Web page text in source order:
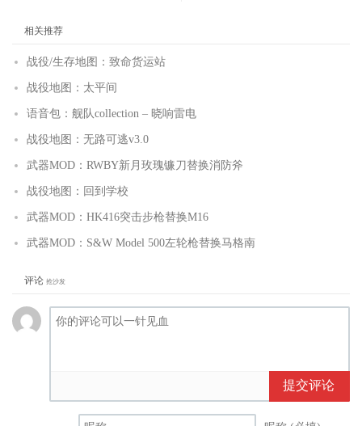
相关推荐
战役/生存地图：致命货运站
战役地图：太平间
语音包：舰队collection – 晓响雷电
战役地图：无路可逃v3.0
武器MOD：RWBY新月玫瑰镰刀替换消防斧
战役地图：回到学校
武器MOD：HK416突击步枪替换M16
武器MOD：S&W Model 500左轮枪替换马格南
评论 抢沙发
提交评论